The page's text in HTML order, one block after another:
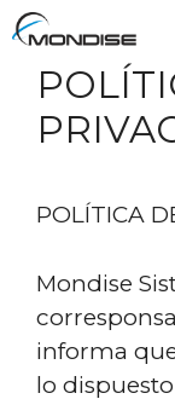
Saltar
al
contenido
POLÍTICA
Mondise
informa
lo